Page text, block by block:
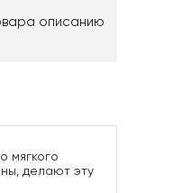
описанию
мягкого
делают эту